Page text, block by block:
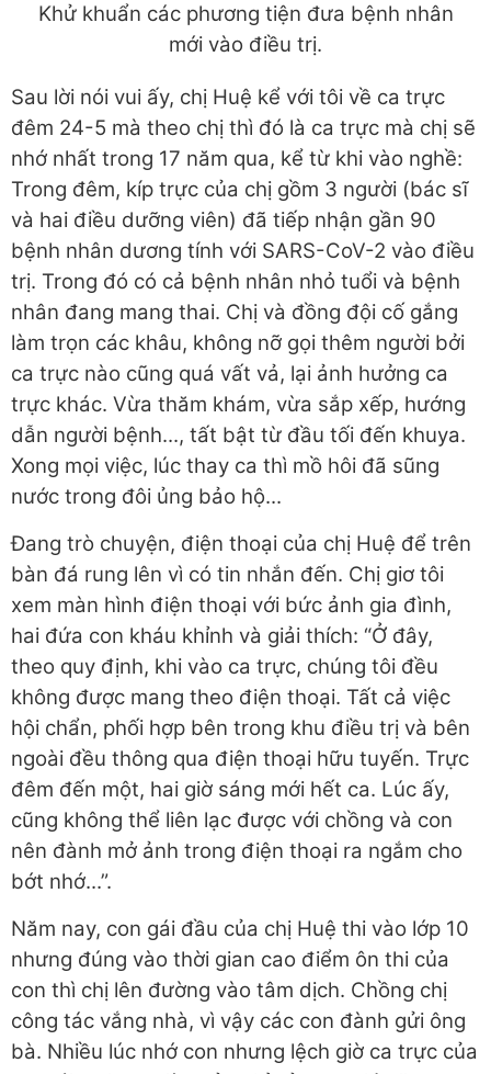
Khử khuẩn các phương tiện đưa bệnh nhân
mới vào điều trị.
Sau lời nói vui ấy, chị Huệ kể với tôi về ca trực
đêm 24-5 mà theo chị thì đó là ca trực mà chị sẽ
nhớ nhất trong 17 năm qua, kể từ khi vào nghề:
Trong đêm, kíp trực của chị gồm 3 người (bác sĩ
và hai điều dưỡng viên) đã tiếp nhận gần 90
bệnh nhân dương tính với SARS-CoV-2 vào điều
trị. Trong đó có cả bệnh nhân nhỏ tuổi và bệnh
nhân đang mang thai. Chị và đồng đội cố gắng
làm trọn các khâu, không nỡ gọi thêm người bởi
ca trực nào cũng quá vất vả, lại ảnh hưởng ca
trực khác. Vừa thăm khám, vừa sắp xếp, hướng
dẫn người bệnh..., tất bật từ đầu tối đến khuya.
Xong mọi việc, lúc thay ca thì mồ hôi đã sũng
nước trong đôi ủng bảo hộ...
Đang trò chuyện, điện thoại của chị Huệ để trên
bàn đá rung lên vì có tin nhắn đến. Chị giơ tôi
xem màn hình điện thoại với bức ảnh gia đình,
hai đứa con kháu khỉnh và giải thích: “Ở đây,
theo quy định, khi vào ca trực, chúng tôi đều
không được mang theo điện thoại. Tất cả việc
hội chẩn, phối hợp bên trong khu điều trị và bên
ngoài đều thông qua điện thoại hữu tuyến. Trực
đêm đến một, hai giờ sáng mới hết ca. Lúc ấy,
cũng không thể liên lạc được với chồng và con
nên đành mở ảnh trong điện thoại ra ngắm cho
bớt nhớ...”.
Năm nay, con gái đầu của chị Huệ thi vào lớp 10
nhưng đúng vào thời gian cao điểm ôn thi của
con thì chị lên đường vào tâm dịch. Chồng chị
công tác vắng nhà, vì vậy các con đành gửi ông
bà. Nhiều lúc nhớ con nhưng lệch giờ ca trực của